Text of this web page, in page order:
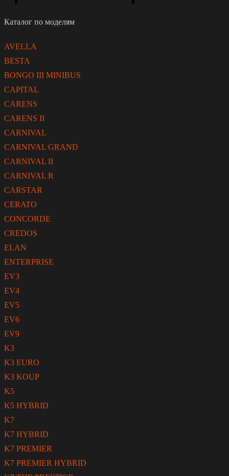
Каталог по моделям
AVELLA
BESTA
BONGO III MINIBUS
CAPITAL
CARENS
CARENS II
CARNIVAL
CARNIVAL GRAND
CARNIVAL II
CARNIVAL R
CARSTAR
CERATO
CONCORDE
CREDOS
ELAN
ENTERPRISE
EV3
EV4
EV5
EV6
EV9
K3
K3 EURO
K3 KOUP
K5
K5 HYBRID
K7
K7 HYBRID
K7 PREMIER
K7 PREMIER HYBRID